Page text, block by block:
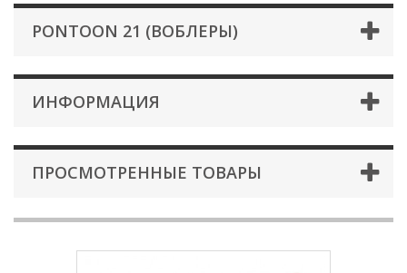
PONTOON 21 (ВОБЛЕРЫ)
ИНФОРМАЦИЯ
ПРОСМОТРЕННЫЕ ТОВАРЫ